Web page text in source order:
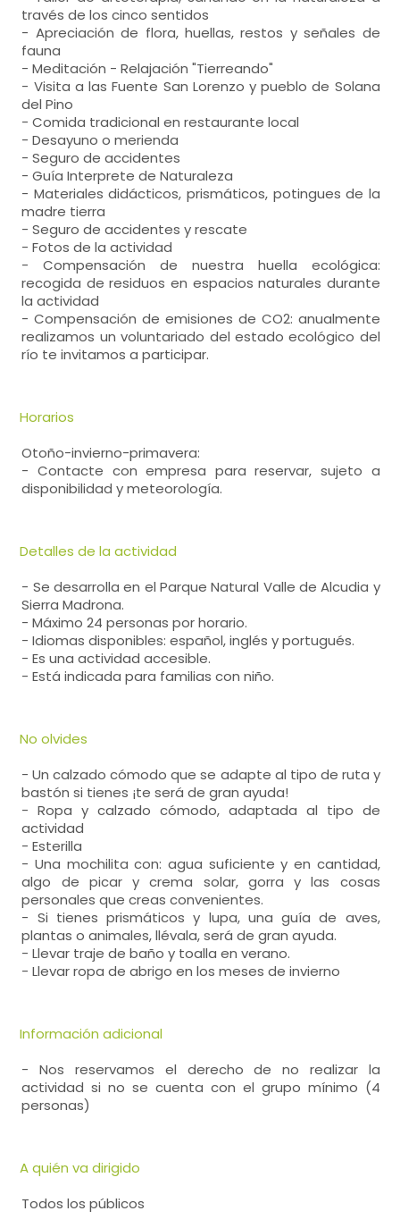
través de los cinco sentidos
- Apreciación de flora, huellas, restos y señales de
fauna
- Meditación - Relajación "Tierreando"
- Visita a las Fuente San Lorenzo y pueblo de Solana
del Pino
- Comida tradicional en restaurante local
- Desayuno o merienda
- Seguro de accidentes
- Guía Interprete de Naturaleza
- Materiales didácticos, prismáticos, potingues de la
madre tierra
- Seguro de accidentes y rescate
- Fotos de la actividad
- Compensación de nuestra huella ecológica:
recogida de residuos en espacios naturales durante
la actividad
- Compensación de emisiones de CO2: anualmente
realizamos un voluntariado del estado ecológico del
río te invitamos a participar.
Horarios
Otoño-invierno-primavera:
- Contacte con empresa para reservar, sujeto a
disponibilidad y meteorología.
Detalles de la actividad
- Se desarrolla en el Parque Natural Valle de Alcudia y
Sierra Madrona.
- Máximo 24 personas por horario.
- Idiomas disponibles: español, inglés y portugués.
- Es una actividad accesible.
- Está indicada para familias con niño.
No olvides
- Un calzado cómodo que se adapte al tipo de ruta y
bastón si tienes ¡te será de gran ayuda!
- Ropa y calzado cómodo, adaptada al tipo de
actividad
- Esterilla
- Una mochilita con: agua suficiente y en cantidad,
algo de picar y crema solar, gorra y las cosas
personales que creas convenientes.
- Si tienes prismáticos y lupa, una guía de aves,
plantas o animales, llévala, será de gran ayuda.
- Llevar traje de baño y toalla en verano.
- Llevar ropa de abrigo en los meses de invierno
Información adicional
- Nos reservamos el derecho de no realizar la
actividad si no se cuenta con el grupo mínimo (4
personas)
A quién va dirigido
Todos los públicos